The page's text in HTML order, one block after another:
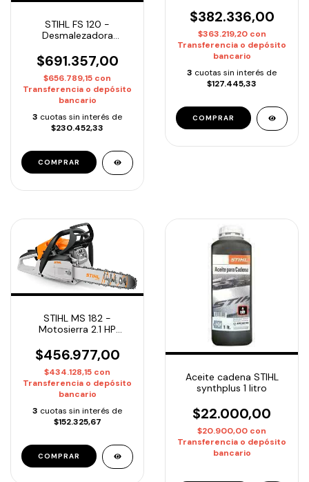
STIHL FS 120 -
Desmalezadora
30.8CC / Entrega
inmediata
$691.357,00
$656.789,15 con
Transferencia o depósito
bancario
3 cuotas sin interés de
$230.452,33
Inmediata
$382.336,00
$363.219,20 con
Transferencia o depósito
bancario
3 cuotas sin interés de
$127.445,33
STIHL MS 182 -
Motosierra 2.1 HP
Entrega Inmediata
$456.977,00
$434.128,15 con
Transferencia o depósito
bancario
3 cuotas sin interés de
$152.325,67
Aceite cadena STIHL
synthplus 1 litro
$22.000,00
$20.900,00 con
Transferencia o depósito
bancario